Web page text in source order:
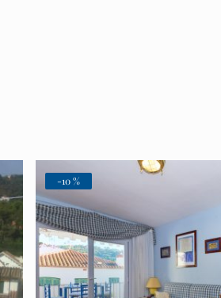
-10 %